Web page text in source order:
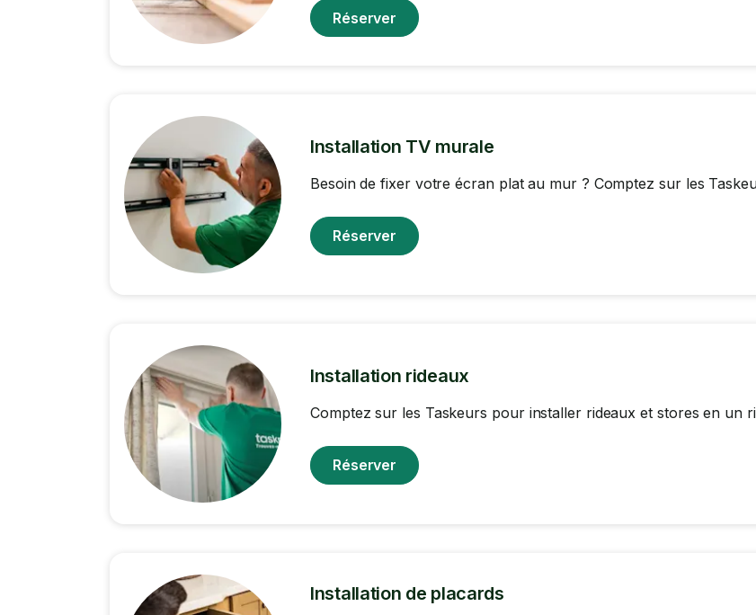
Réserver
Installation TV murale
Besoin de fixer votre écran plat au mur ? Comptez sur les
Réserver
Installation rideaux
Comptez sur les Taskeurs pour installer rideaux et stores en un
Réserver
Installation de placards